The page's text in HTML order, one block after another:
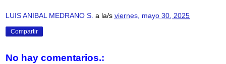
LUIS ANIBAL MEDRANO S. a la/s viernes, mayo 30, 2025
Compartir
No hay comentarios.: